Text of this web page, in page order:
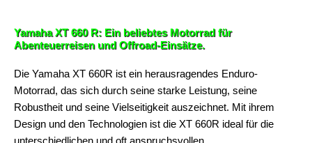
Yamaha XT 660 R: Ein beliebtes Motorrad für
Abenteuerreisen und Offroad-Einsätze.
Die Yamaha XT 660R ist ein herausragendes Enduro-
Motorrad, das sich durch seine starke Leistung, seine
Robustheit und seine Vielseitigkeit auszeichnet. Mit ihrem
Design und den Technologien ist die XT 660R ideal für die